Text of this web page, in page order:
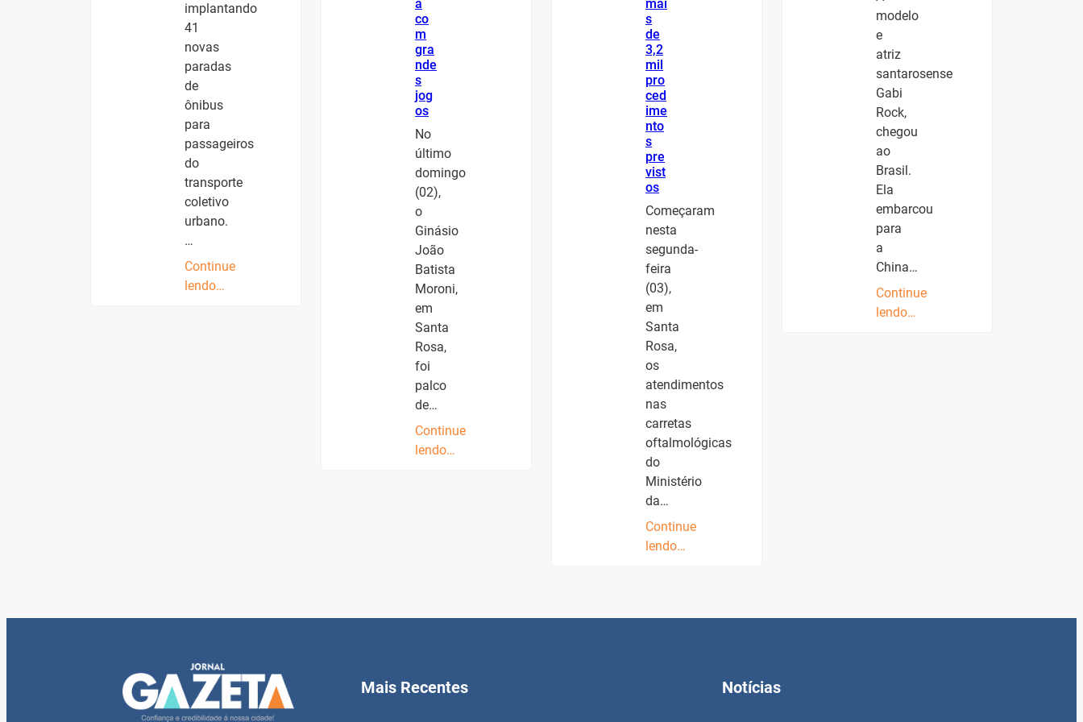
implantando
41
novas
paradas
de
ônibus
para
passageiros
do
transporte
coletivo
urbano.
…
Continue
lendo…
a
co
m
gra
nde
s
jog
os
No
último
domingo
(02),
o
Ginásio
João
Batista
Moroni,
em
Santa
Rosa,
foi
palco
de…
Continue
lendo…
mai
s
de
3,2
mil
pro
ced
ime
nto
s
pre
vist
os
Começaram
nesta
segunda-
feira
(03),
em
Santa
Rosa,
os
atendimentos
nas
carretas
oftalmológicas
do
Ministério
da…
Continue
lendo…
modelo
e
atriz
santarosense
Gabi
Rock,
chegou
ao
Brasil.
Ela
embarcou
para
a
China…
Continue
lendo…
Mais Recentes Notícias